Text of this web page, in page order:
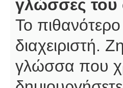
γλώσσες του
Το
διαχειριστή.
γλώσσα που